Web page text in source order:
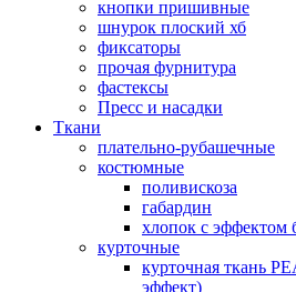
кнопки пришивные
шнурок плоский хб
фиксаторы
прочая фурнитура
фастексы
Пресс и насадки
Ткани
плательно-рубашечные
костюмные
поливискоза
габардин
хлопок с эффектом
курточные
курточная ткань
эффект)